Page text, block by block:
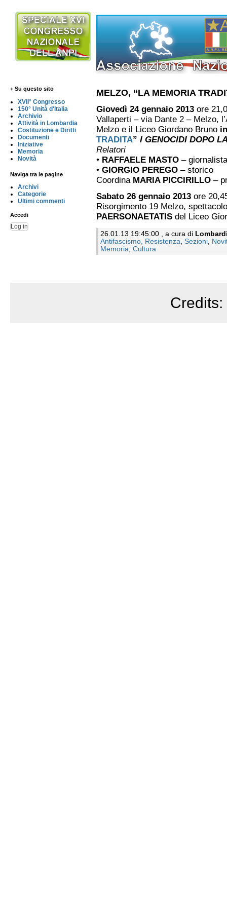
+ Su questo sito
XVII° Congresso
150° Unità d'Italia
Archivio
Attività in Lombardia
Costituzione e Diritti
Documenti
Iniziative
Memoria
Novità
Naviga tra le pagine
Archivi
Categorie
Ultimi commenti
Accedi
Log in
MELZO, “LA MEMORIA
Giovedì 24 gennaio 2013 ore
Vallaperti – via Dante 2 – Melzo,
Melzo e il Liceo Giordano Bruno
TRADITA” I GENOCIDI DOPO
Relatori
• RAFFAELE MASTO –
• GIORGIO PEREGO – storico
Coordina MARIA PICCIRILLO –
Sabato 26 gennaio 2013 ore
Risorgimento 19 Melzo,
PAERSONAETATIS del Liceo
26.01.13 19:45:00 , a cura di
Antifascismo, Resistenza, Sezioni,
Memoria, Cultura
Credits: